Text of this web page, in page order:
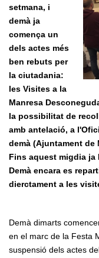
setmana, i
demà ja
comença un
dels actes més
ben rebuts per
la ciutadania:
les Visites a la
Manresa
la possibilitat de
amb antelació, a
demà (Ajuntament de
Fins aquest migdia ja
Demà encara es
dierctament a les
Demà dimarts
en el marc de la Festa
suspensió dels actes